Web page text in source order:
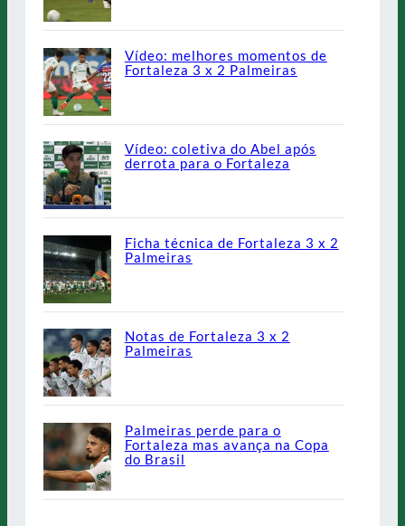
Vídeo: melhores momentos de
Fortaleza 3 x 2 Palmeiras
Vídeo: coletiva do Abel após
derrota para o Fortaleza
Ficha técnica de Fortaleza 3 x 2
Palmeiras
Notas de Fortaleza 3 x 2
Palmeiras
Palmeiras perde para o
Fortaleza mas avança na Copa
do Brasil